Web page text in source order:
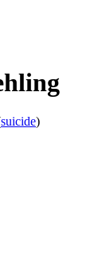
suicide)